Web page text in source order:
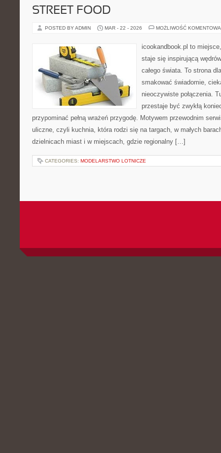
STREET FOOD
POSTED BY ADMIN MAR - 22 - 2026 MOŻLIWOŚĆ
icookandbook.pl to
staje się inspirującą
całego świata. To strona
smakować świadomie,
nieoczywiste połączenia.
przestaje być zwykłą
przypominać pełną wrażeń przygodę. Motywem przewodnim
uliczne, czyli kuchnia, która rodzi się na targach, w małych
dzielnicach miast i w miejscach, gdzie regionalny […]
CATEGORIES: MODELARSTWO LOTNICZE